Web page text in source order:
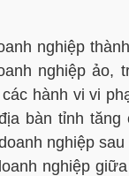
nghiệp
nghiệp ảo,
hành vi vi
bàn tỉnh
nghiệp
nghiệp